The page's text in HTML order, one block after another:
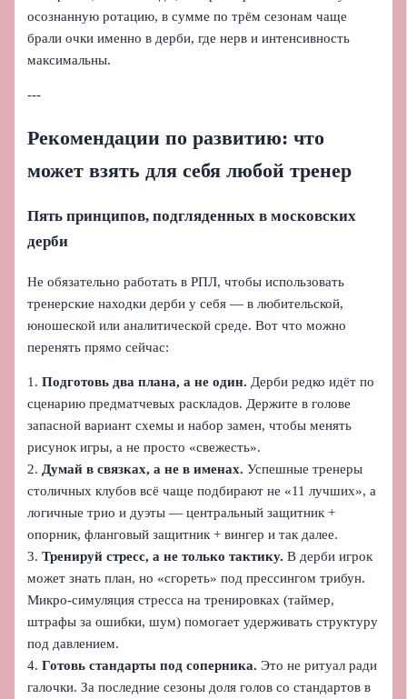
осознанную ротацию, в сумме по трём сезонам чаще
брали очки именно в дерби, где нерв и интенсивность
максимальны.
---
Рекомендации по развитию: что
может взять для себя любой тренер
Пять принципов, подгляденных в московских
дерби
Не обязательно работать в РПЛ, чтобы использовать
тренерские находки дерби у себя — в любительской,
юношеской или аналитической среде. Вот что можно
перенять прямо сейчас:
1.Подготовь два плана, а не один. Дерби редко идёт по
сценарию предматчевых раскладов. Держите в голове
запасной вариант схемы и набор замен, чтобы менять
рисунок игры, а не просто «свежесть».
2. Думай в связках, а не в именах. Успешные тренеры
столичных клубов всё чаще подбирают не «11 лучших», а
логичные трио и дуэты — центральный защитник +
опорник, фланговый защитник + вингер и так далее.
3.Тренируй стресс, а не только тактику. В дерби игрок
может знать план, но «сгореть» под прессингом трибун.
Микро-симуляция стресса на тренировках (таймер,
штрафы за ошибки, шум) помогает удерживать структуру
под давлением.
4.Готовь стандарты под соперника. Это не ритуал ради
галочки. За последние сезоны доля голов со стандартов в